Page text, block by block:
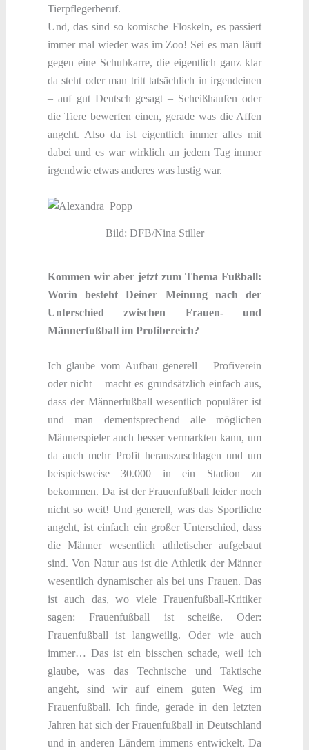
Tierpflegerberuf.
Und, das sind so komische Floskeln, es passiert
immer mal wieder was im Zoo! Sei es man läuft
gegen eine Schubkarre, die eigentlich ganz klar
da steht oder man tritt tatsächlich in irgendeinen
– auf gut Deutsch gesagt – Scheißhaufen oder
die Tiere bewerfen einen, gerade was die Affen
angeht. Also da ist eigentlich immer alles mit
dabei und es war wirklich an jedem Tag immer
irgendwie etwas anderes was lustig war.
Bild: DFB/Nina Stiller
Kommen wir aber jetzt zum Thema Fußball:
Worin besteht Deiner Meinung nach der
Unterschied zwischen Frauen- und
Männerfußball im Profibereich?
Ich glaube vom Aufbau generell – Profiverein
oder nicht – macht es grundsätzlich einfach aus,
dass der Männerfußball wesentlich populärer ist
und man dementsprechend alle möglichen
Männerspieler auch besser vermarkten kann, um
da auch mehr Profit herauszuschlagen und um
beispielsweise 30.000 in ein Stadion zu
bekommen. Da ist der Frauenfußball leider noch
nicht so weit! Und generell, was das Sportliche
angeht, ist einfach ein großer Unterschied, dass
die Männer wesentlich athletischer aufgebaut
sind. Von Natur aus ist die Athletik der Männer
wesentlich dynamischer als bei uns Frauen. Das
ist auch das, wo viele Frauenfußball-Kritiker
sagen: Frauenfußball ist scheiße. Oder:
Frauenfußball ist langweilig. Oder wie auch
immer… Das ist ein bisschen schade, weil ich
glaube, was das Technische und Taktische
angeht, sind wir auf einem guten Weg im
Frauenfußball. Ich finde, gerade in den letzten
Jahren hat sich der Frauenfußball in Deutschland
und in anderen Ländern immens entwickelt. Da